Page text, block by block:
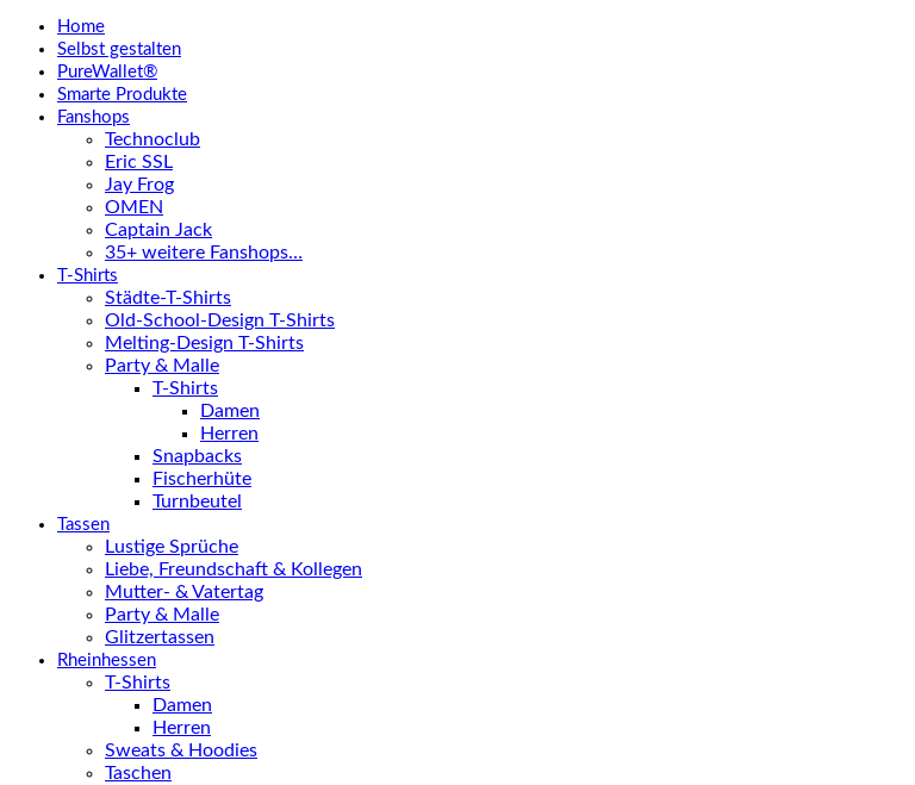
Home
Selbst gestalten
PureWallet®
Smarte Produkte
Fanshops
Technoclub
Eric SSL
Jay Frog
OMEN
Captain Jack
35+ weitere Fanshops…
T-Shirts
Städte-T-Shirts
Old-School-Design T-Shirts
Melting-Design T-Shirts
Party & Malle
T-Shirts
Damen
Herren
Snapbacks
Fischerhüte
Turnbeutel
Tassen
Lustige Sprüche
Liebe, Freundschaft & Kollegen
Mutter- & Vatertag
Party & Malle
Glitzertassen
Rheinhessen
T-Shirts
Damen
Herren
Sweats & Hoodies
Taschen